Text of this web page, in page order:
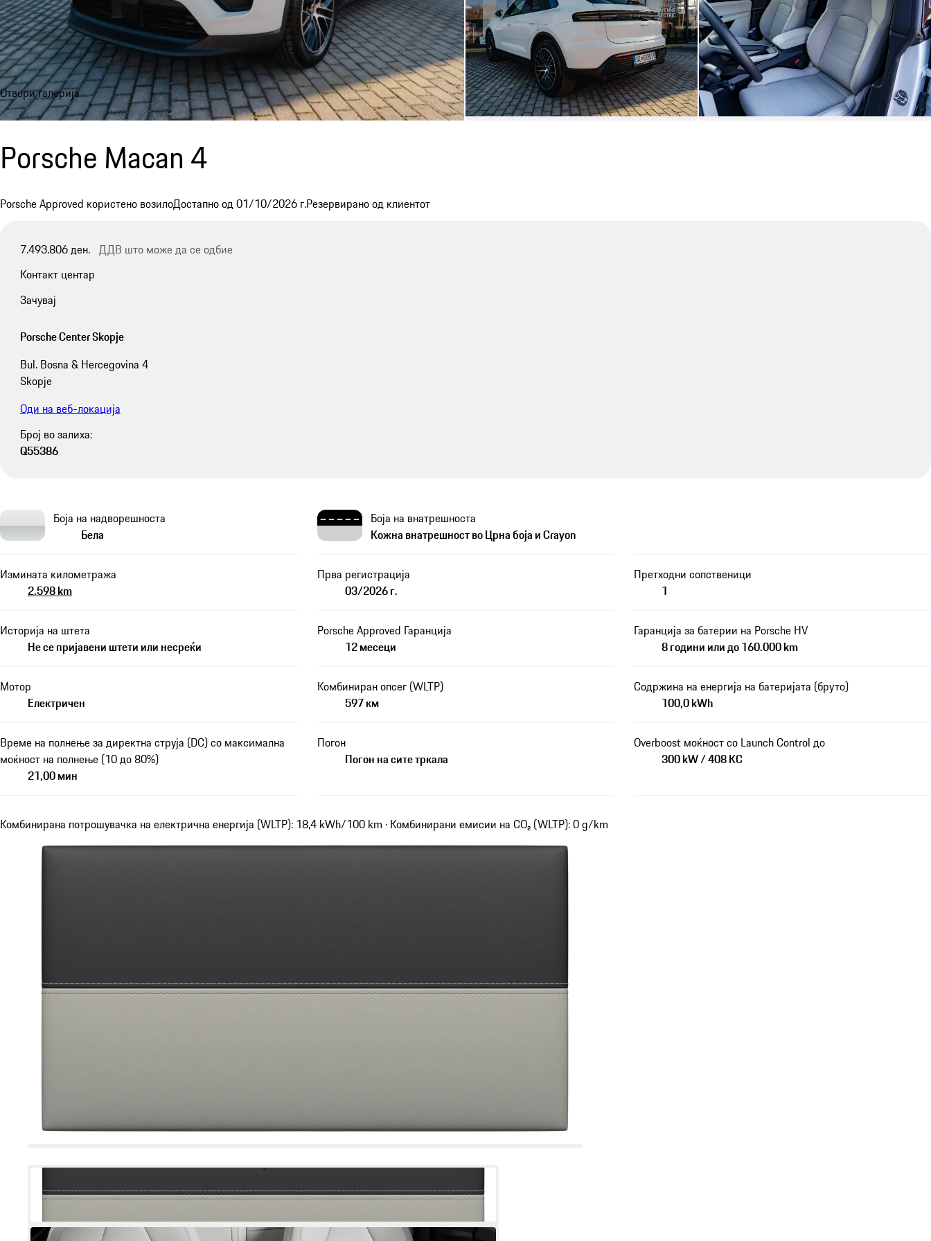
Отвори галерија
Porsche Macan 4
Porsche Approved користено возилоДостапно од 01/10/2026 г.Резервирано од клиентот
7.493.806 ден. ДДВ што може да се одбие
Контакт центар
Зачувај
Porsche Center Skopje
Bul. Bosna & Hercegovina 4
Skopje
Оди на веб-локација
Број во залиха:
Q55386
Боја на надворешноста
Бела
Боја на внатрешноста
Кожна внатрешност во Црна боја и Crayon
Измината километража
2.598 km
Прва регистрација
03/2026 г.
Претходни сопственици
1
Историја на штета
Не се пријавени штети или несреќи
Porsche Approved Гаранција
12 месеци
Гаранција за батерии на Porsche HV
8 години или до 160.000 km
Мотор
Електричен
Комбиниран опсег (WLTP)
597 км
Содржина на енергија на батеријата (бруто)
100,0 kWh
Време на полнење за директна струја (DC) со максимална
моќност на полнење (10 до 80%)
21,00 мин
Погон
Погон на сите тркала
Overboost моќност со Launch Control до
300 kW / 408 КС
Комбинирана потрошувачка на електрична енергија (WLTP): 18,4 kWh/100 km · Комбинирани емисии на CO₂ (WLTP): 0 g/km